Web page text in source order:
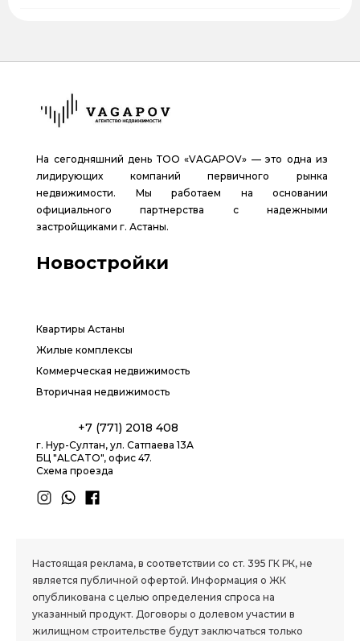
На сегодняшний день ТОО «VAGAPOV» — это одна из
лидирующих компаний первичного рынка
недвижимости. Мы работаем на основании
официального партнерства с надежными
застройщиками г. Астаны.
Новостройки
Квартиры Астаны
Жилые комплексы
Коммерческая недвижимость
Вторичная недвижимость
+7 (771) 2018 408
г. Нур-Султан, ул. Сатпаева 13А
БЦ "ALCATO", офис 47.
Схема проезда
Настоящая реклама, в соответствии со ст. 395 ГК РК, не
является публичной офертой. Информация о ЖК
опубликована с целью определения спроса на
указанный продукт. Договоры о долевом участии в
жилищном строительстве будут заключаться только